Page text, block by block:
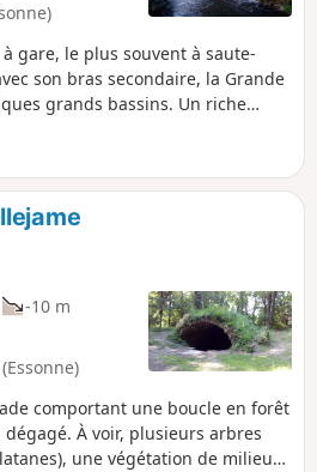
gare, le plus souvent à saute-
son bras secondaire, la Grande
grands bassins. Un riche
à la Basilique de Longpont.
-10 m
comportant une boucle en forêt
À voir, plusieurs arbres
une végétation de milieu